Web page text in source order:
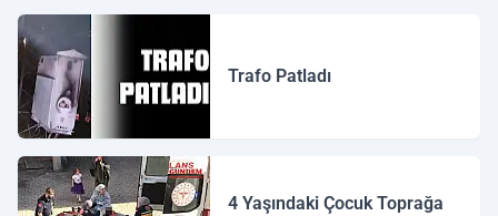
Trafo Patladı
4 Yaşındaki Çocuk Toprağa